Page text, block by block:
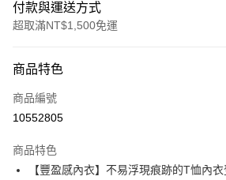
付款與運送方式
超取滿NT$1,500免運
信用卡一次付款
超商取貨付款
Apple Pay
商品特色
商品編號
10552805
商品特色
【豐盈感內衣】不易浮現痕跡的T恤內